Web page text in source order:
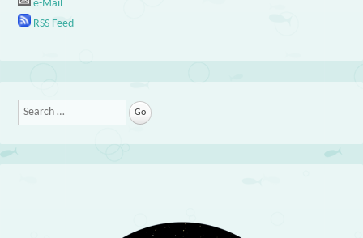
e-Mail
RSS Feed
Search